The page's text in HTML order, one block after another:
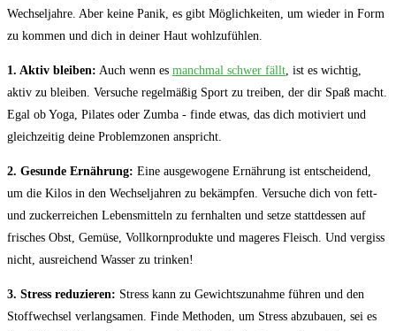
Wechseljahre. Aber keine Panik, es ​gibt Möglichkeiten, um wieder in‍ Form
zu kommen und dich in deiner Haut wohlzufühlen.
1. Aktiv bleiben: ‍Auch wenn es manchmal schwer fällt, ist es wichtig,
aktiv ‌zu bleiben. Versuche regelmäßig Sport zu ⁤treiben, der dir Spaß macht.
Egal​ ob Yoga, Pilates oder ⁣Zumba ​- finde etwas, das‍ dich ⁢motiviert und
gleichzeitig deine ​Problemzonen anspricht.
2.⁤ Gesunde Ernährung: Eine ausgewogene Ernährung ist entscheidend,
um ⁤die Kilos in den ‍Wechseljahren zu ‌bekämpfen. ​Versuche dich von fett-
und zuckerreichen Lebensmitteln zu fernhalten und setze stattdessen auf
frisches Obst, Gemüse, Vollkornprodukte und mageres Fleisch. Und vergiss
nicht, ausreichend⁢ Wasser ⁤zu trinken!
3. Stress reduzieren: Stress kann ‌zu Gewichtszunahme ‍führen und den
Stoffwechsel verlangsamen.⁢ Finde Methoden, um Stress⁣ abzubauen,⁣ sei es